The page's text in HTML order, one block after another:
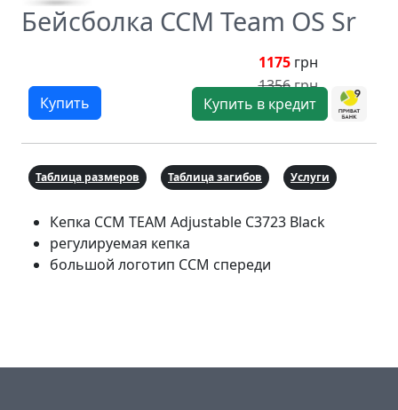
Бейсболка CCM Team OS Sr
1175 грн
1356грн
Купить
Купить в кредит
Таблица размеров Таблица загибов Услуги
Кепка CCM TEAM Adjustable C3723 Black
регулируемая кепка
большой логотип CCM спереди